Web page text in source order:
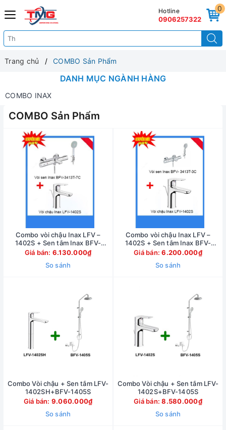
0
Hotline
0906257322
Trang chủ COMBO Sản Phẩm
DANH MỤC NGÀNH HÀNG
COMBO INAX
COMBO Sản Phẩm
Combo vòi chậu Inax LFV –
1402S + Sen tắm Inax BFV-
3413T-7C
Giá bán: 6.130.000₫
So sánh
Combo vòi chậu Inax LFV –
1402S + Sen tắm Inax BFV-
3413T-3C
Giá bán:6.200.000₫
So sánh
Combo Vòi chậu + Sen tắm LFV-
1402SH+BFV-1405S
Giá bán: 9.060.000₫
So sánh
Combo Vòi chậu + Sen tắm LFV-
1402S+BFV-1405S
Giá bán:8.580.000₫
So sánh